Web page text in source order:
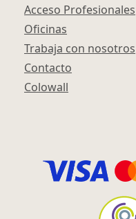
Acceso Profesionales
Oficinas
Trabaja con nosotros
Contacto
Colowall